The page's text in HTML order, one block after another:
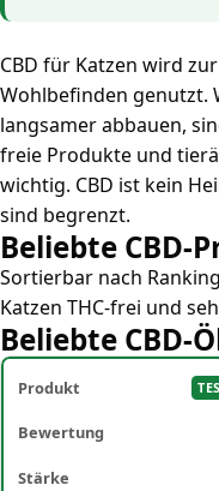
CBD für Katzen wird
Wohlbefinden genutzt.
langsamer abbauen,
freie Produkte und
wichtig. CBD ist kein
sind begrenzt.
Beliebte CBD-
Sortierbar nach
Katzen THC-frei und
Beliebte CBD-